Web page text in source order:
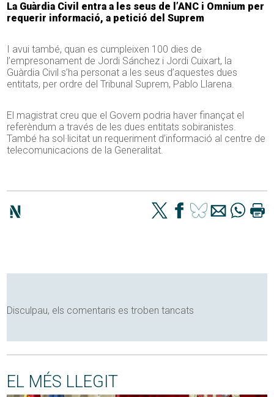
La Guàrdia Civil entra a les seus de l’ANC i Omnium per
requerir informació, a petició del Suprem
I avui també, quan es cumpleixen 100 dies de
l’empresonament de Jordi Sánchez i Jordi Cuixart, la
Guàrdia Civil s’ha personat a les seus d’aquestes dues
entitats, per ordre del Tribunal Suprem, Pablo Llarena.
El magistrat creu que el Govern podria haver finançat el
referèndum a través de les dues entitats sobiranistes.
També ha sol·licitat un requeriment d’informació al centre de
telecomunicacions de la Generalitat.
Disculpau, els comentaris es troben tancats
EL MÉS LLEGIT